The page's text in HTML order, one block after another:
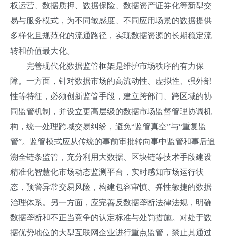
权运营、数据质押、数据保险、数据资产证券化等新型交
易与服务模式，为不同敏感度、不同应用场景的数据提供
多样化且规范化的流通路径，实现数据资源的长期稳定流
转和价值最大化。
完善现代化数据监管框架是维护市场秩序的有力保
障。一方面，针对数据市场的高流动性、虚拟性、强外部
性等特征，必须创新监管手段，建立跨部门、跨区域的协
同监管机制，并设立更高层级的数据市场监督管理协调机
构，统一处理跨域交易纠纷，避免“监管真空”与“重复监
管”。监管模式应从传统的事前审批转向事中监管和事后追
溯全链条监管，充分利用大数据、区块链等技术手段建设
精准化智慧化市场动态监测平台，实时感知市场运行状
态，预警异常交易风险，构建包容审慎、弹性敏捷的数据
治理体系。另一方面，应完善反数据垄断法律法规，明确
数据垄断和不正当竞争的认定标准与处罚措施。对处于数
据优势地位的大型互联网企业进行重点监管，禁止其通过